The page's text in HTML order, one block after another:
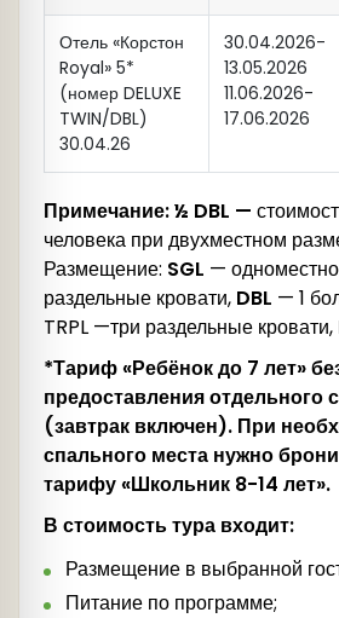
Отель «Корстон
Royal» 5*
(номер DELUXE
TWIN/DBL)
30.04.26
30.04.2026-
13.05.2026
11.06.2026-
17.06.2026
Примечание:½ DBL —
человека при двухместном
Размещение: SGL —
раздельные кровати, DBL — 1
TRPL —три раздельные кровати,
*Тариф «Ребёнок до 7 лет»
предоставления отдельного
(завтрак включен). При
спального места нужно
тарифу «Школьник 8-14 лет».
В стоимость тура входит:
Размещение в выбранной
Питание по программе;